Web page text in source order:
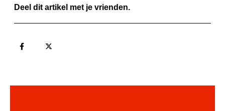
Deel dit artikel met je vrienden.